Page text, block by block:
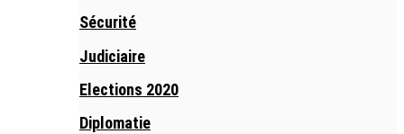
Sécurité
Judiciaire
Elections 2020
Diplomatie